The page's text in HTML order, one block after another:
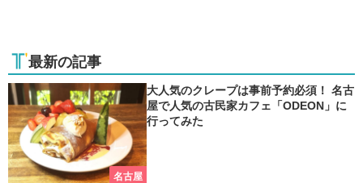
最新の記事
名古屋
大人気のクレープは事前予約必須！ 名古
屋で人気の古民家カフェ「ODEON」に
行ってみた